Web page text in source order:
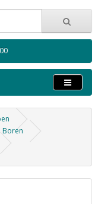
Boren